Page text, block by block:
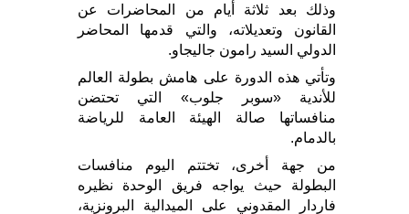
وذلك بعد ثلاثة أيام من المحاضرات عن
القانون وتعديلاته، والتي قدمها المحاضر
الدولي السيد رامون جاليجاو.
وتأتي هذه الدورة على هامش بطولة العالم
للأندية «سوبر جلوب» التي تحتضن
منافساتها صالة الهيئة العامة للرياضة
بالدمام.
من جهة أخرى، تختتم اليوم منافسات
البطولة حيث يواجه فريق الوحدة نظيره
فاردار المقدوني على الميدالية البرونزية،